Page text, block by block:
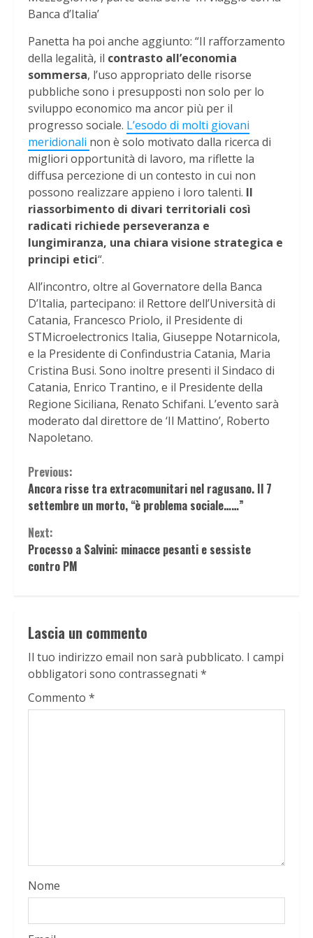
Banca d’Italia’
Panetta ha poi anche aggiunto: “Il rafforzamento
della legalità, il contrasto all’economia
sommersa, l’uso appropriato delle risorse
pubbliche sono i presupposti non solo per lo
sviluppo economico ma ancor più per il
progresso sociale. L’esodo di molti giovani
meridionali non è solo motivato dalla ricerca di
migliori opportunità di lavoro, ma riflette la
diffusa percezione di un contesto in cui non
possono realizzare appieno i loro talenti. Il
riassorbimento di divari territoriali così
radicati richiede perseveranza e
lungimiranza, una chiara visione strategica e
principi etici“.
All’incontro, oltre al Governatore della Banca
D’Italia, partecipano: il Rettore dell’Università di
Catania, Francesco Priolo, il Presidente di
STMicroelectronics Italia, Giuseppe Notarnicola,
e la Presidente di Confindustria Catania, Maria
Cristina Busi. Sono inoltre presenti il Sindaco di
Catania, Enrico Trantino, e il Presidente della
Regione Siciliana, Renato Schifani. L’evento sarà
moderato dal direttore de ‘Il Mattino’, Roberto
Napoletano.
Continue
Reading
Previous:
Ancora risse tra extracomunitari nel ragusano. Il 7
settembre un morto, “è problema sociale……”
Next:
Processo a Salvini: minacce pesanti e sessiste
contro PM
Lascia un commento
Il tuo indirizzo email non sarà pubblicato. I campi
obbligatori sono contrassegnati *
Commento *
Nome